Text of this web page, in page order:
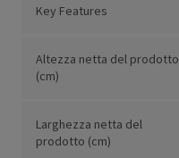
Key Features
Altezza netta del prodotto
(cm)
Larghezza netta del
prodotto (cm)